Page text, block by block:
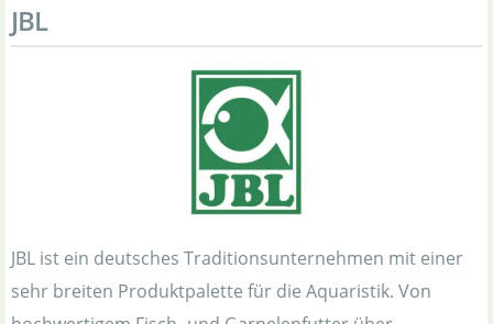
JBL
JBL ist ein deutsches Traditionsunternehmen mit einer
sehr breiten Produktpalette für die Aquaristik. Von